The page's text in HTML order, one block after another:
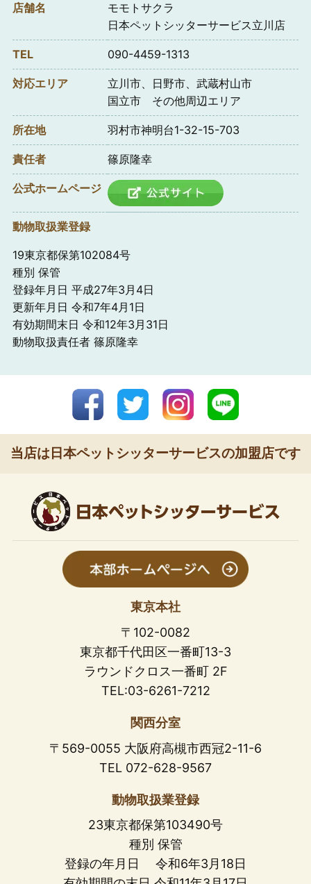
店舗名
モモトサクラ
日本ペットシッターサービス立川店
TEL 090-4459-1313
対応エリア
立川市、日野市、武蔵村山市
国立市 その他周辺エリア
所在地 羽村市神明台1-32-15-703
責任者 篠原隆幸
公式ホームページ
動物取扱業登録
19東京都保第102084号
種別 保管
登録年月日 平成27年3月4日
更新年月日 令和7年4月1日
有効期間末日 令和12年3月31日
動物取扱責任者 篠原隆幸
当店は日本ペットシッターサービスの加盟店です
東京本社
〒102-0082
東京都千代田区一番町13-3
ラウンドクロス一番町 2F
TEL:03-6261-7212
関西分室
〒569-0055 大阪府高槻市西冠2-11-6
TEL 072-628-9567
動物取扱業登録
23東京都保第103490号
種別 保管
登録の年月日 令和6年3月18日